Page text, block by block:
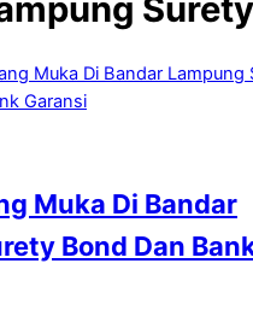
Muka Di Bandar
Bond Dan